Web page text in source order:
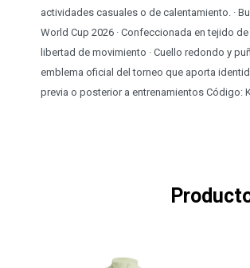
actividades casuales o de calentamiento. ·
World Cup 2026 · Confeccionada en tejido
libertad de movimiento · Cuello redondo y
emblema oficial del torneo que aporta
previa o posterior a entrenamientos Código: